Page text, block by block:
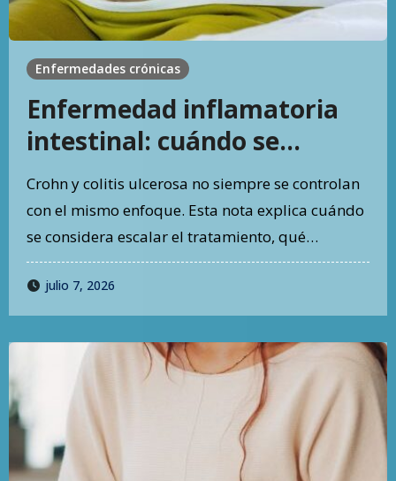
Enfermedades crónicas
Enfermedad inflamatoria
intestinal: cuándo se
evalúan terapias avanzadas
Crohn y colitis ulcerosa no siempre se controlan
con el mismo enfoque. Esta nota explica cuándo
se considera escalar el tratamiento, qué…
julio 7, 2026